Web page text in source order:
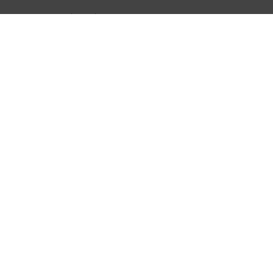
συγγραφέα(2003) Μαρία Πανουργιά